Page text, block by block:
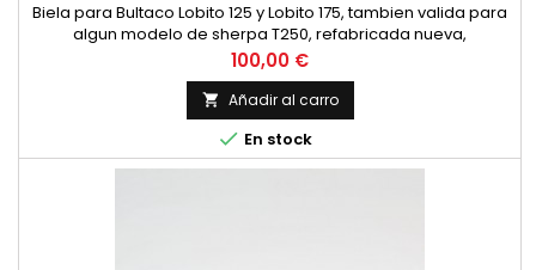
Biela para Bultaco Lobito 125 y Lobito 175, tambien valida para
algun modelo de sherpa T250, refabricada nueva,
recomendamos comprobar las siguientes dimensiones con
la biela existente. Diametro superior 20 mm. Diametro interior
26 mm. Distancia entre centros 116 mm. Bulon de 18 mm. de
diametro en sus extremos, 20 en el centro y 48 mm. de
longitud....
Precio
100,00 €
 Añadir al carro
 En stock